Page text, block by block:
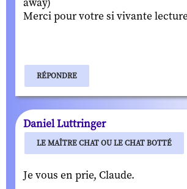
away)
Merci pour votre si vivante
RÉPONDRE
Daniel Luttringer
LE MAÎTRE CHAT OU LE CHAT BOTTÉ
Je vous en prie, Claude.